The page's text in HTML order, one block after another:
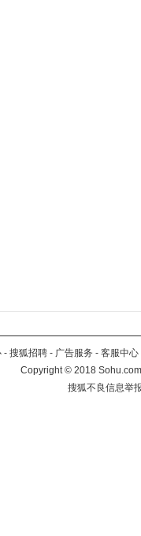
- 搜狐招聘 - 广告服务 - 客服中心
Copyright©2018
搜狐不良信息举